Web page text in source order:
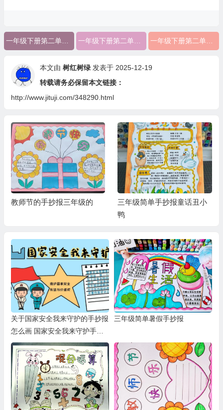
一年级下册第二单元手抄报数学图片 一年级下册第二单元手抄报数学内容 一年级下册第二单元手抄报数学
本文由 树红树绿发表于 2025-12-19
转载请务必保留本文链接：
http://www.jituji.com/348290.html
教师节的手抄报三年级的
三年级简单手抄报童话丑小
鸭
关于国家安全我来守护的手抄报
怎么画 国家安全我来守护手抄
报图片
三年级简单暑假手抄报